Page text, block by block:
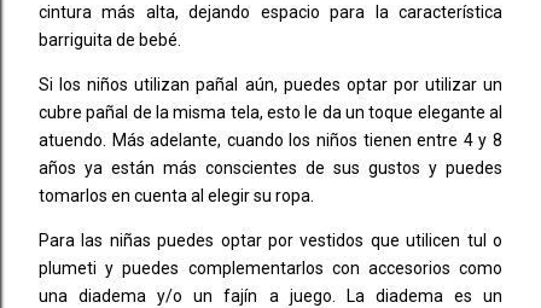
cintura más alta, dejando espacio para la característica
barriguita de bebé.
Si los niños utilizan pañal aún, puedes optar por utilizar un
cubre pañal de la misma tela, esto le da un toque elegante al
atuendo. Más adelante, cuando los niños tienen entre 4 y 8
años ya están más conscientes de sus gustos y puedes
tomarlos en cuenta al elegir su ropa.
Para las niñas puedes optar por vestidos que utilicen tul o
plumeti y puedes complementarlos con accesorios como
una diadema y/o un fajín a juego. La diadema es un